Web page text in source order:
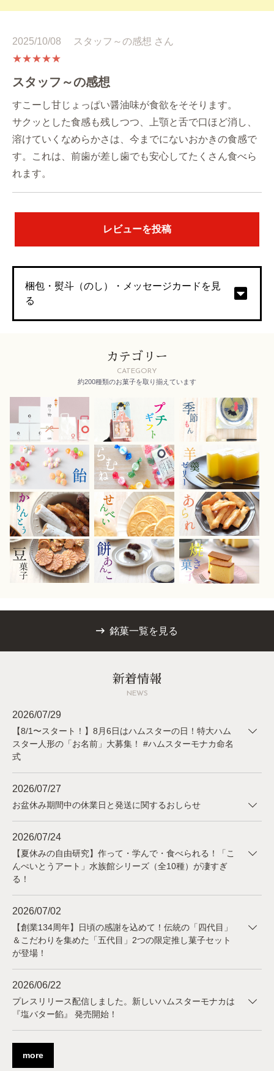
お買い物を続ける
カートへ進む
2025/10/08
スタッフ～の感想 さん
★★★★★
スタッフ～の感想
すこーし甘じょっぱい醤油味が食欲をそそります。
サクッとした食感も残しつつ、上顎と舌で口ほど消し、
溶けていくなめらかさは、今までにないおかきの食感で
す。これは、前歯が差し歯でも安心してたくさん食べら
れます。
レビューを投稿
梱包・熨斗（のし）・メッセージカードを見
る
カテゴリー
CATEGORY
約200種類のお菓子を取り揃えています
銘菓一覧を見る
新着情報
NEWS
2026/07/29
【8/1〜スタート！】8月6日はハムスターの日！特大ハム
スター人形の「お名前」大募集！ #ハムスターモナカ命名
式
2026/07/27
お盆休み期間中の休業日と発送に関するおしらせ
2026/07/24
【夏休みの自由研究】作って・学んで・食べられる！「こ
んぺいとうアート」水族館シリーズ（全10種）が凄すぎ
る！
2026/07/02
【創業134周年】日頃の感謝を込めて！伝統の「四代目」
＆こだわりを集めた「五代目」2つの限定推し菓子セット
が登場！
2026/06/22
プレスリリース配信しました。新しいハムスターモナカは
『塩バター餡』 発売開始！
more